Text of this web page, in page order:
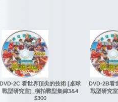
DVD-2C 看世界頂尖的技術 [桌球
戰型研究室]_橫拍戰型集錦3&4
$300
DVD-2B看
戰型研究